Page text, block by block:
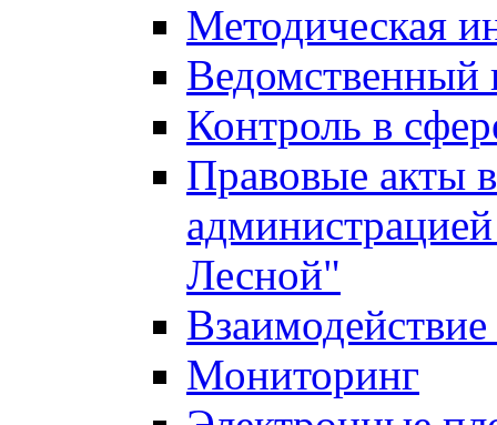
Методическая
Ведомственный
Контроль в
Правовые акты
Лесной"
Мониторинг